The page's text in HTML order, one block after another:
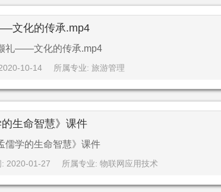
文化的传承.mp4
礼——文化的传承.mp4
10-14 所属专业: 旅游管理
的生命智慧》课件
儒学的生命智慧》课件
: 2020-01-27 所属专业: 物联网应用技术